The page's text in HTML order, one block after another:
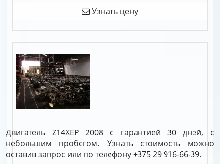
Узнать цену
Двигатель Z14XEP 2008 с гарантией 30 дней, с
небольшим пробегом. Узнать стоимость можно
оставив запрос или по телефону +375 29 916-66-39.